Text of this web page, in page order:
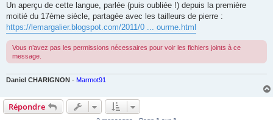
Un aperçu de cette langue, parlée (puis oubliée !) depuis la première
moitié du 17ème siècle, partagée avec les tailleurs de pierre :
https://lemargalier.blogspot.com/2011/0 ... ourme.html
Vous n’avez pas les permissions nécessaires pour voir les fichiers joints à ce
message.
Daniel CHARIGNON - Marmot91
Répondre